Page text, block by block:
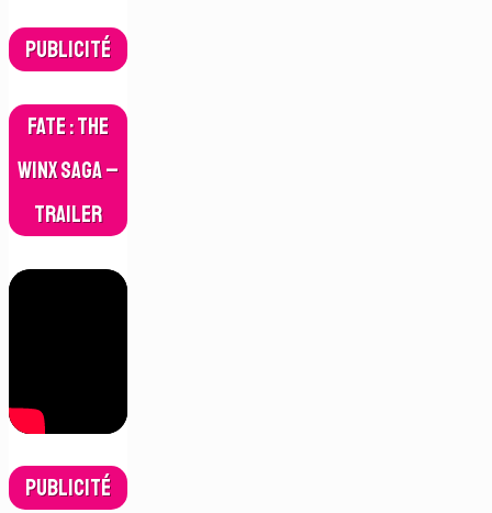
Publicité
Fate : The
Winx Saga –
Trailer
Publicité